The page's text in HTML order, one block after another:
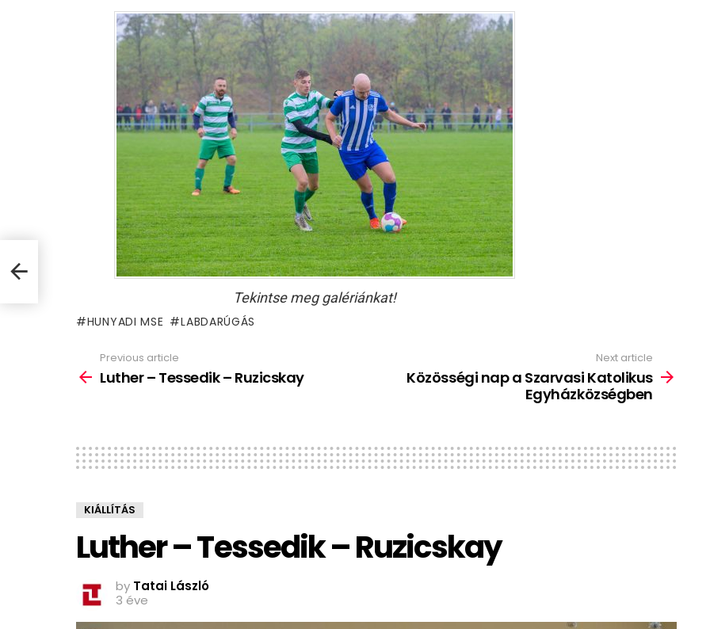
Tekintse meg galériánkat!
HUNYADI MSE LABDARÚGÁS
more
Previous article
Luther – Tessedik – Ruzicskay
Next article
Közösségi nap a Szarvasi Katolikus
Egyházközségben
KIÁLLÍTÁS
Luther – Tessedik – Ruzicskay
by Tatai László
3 éve